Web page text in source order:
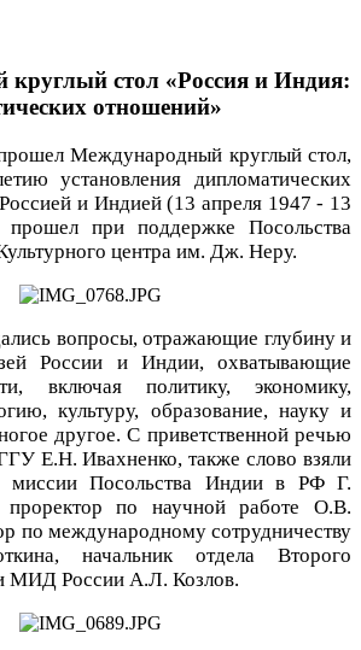
стол «Россия и Индия:
отношений»
Международный круглый стол,
установления дипломатических
и Индией (13 апреля 1947 - 13
при поддержке Посольства
центра им. Дж. Неру.
вопросы, отражающие глубину и
России и Индии, охватывающие
включая политику, экономику,
культуру, образование, науку и
другое. С приветственной речью
Е.Н. Ивахненко, также слово взяли
миссии Посольства Индии в РФ Г.
проректор по научной работе О.В.
по международному сотрудничеству
начальник отдела Второго
МИД России А.Л. Козлов.